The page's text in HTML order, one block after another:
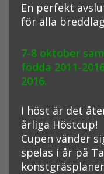
En perfekt
för alla
7-8 oktober
födda 2011-
2016.
I höst är det
årliga Höstcup!
Cupen vänder
spelas i år på